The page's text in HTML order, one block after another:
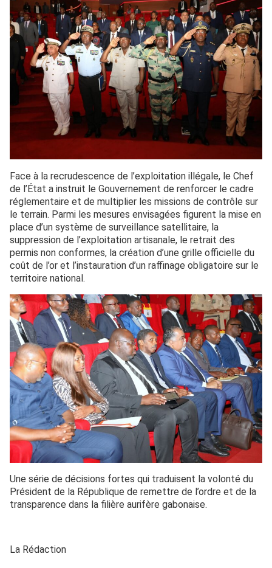
Face à la recrudescence de l’exploitation illégale, le Chef
de l’État a instruit le Gouvernement de renforcer le cadre
réglementaire et de multiplier les missions de contrôle sur
le terrain. Parmi les mesures envisagées figurent la mise en
place d’un système de surveillance satellitaire, la
suppression de l’exploitation artisanale, le retrait des
permis non conformes, la création d’une grille officielle du
coût de l’or et l’instauration d’un raffinage obligatoire sur le
territoire national.
Une série de décisions fortes qui traduisent la volonté du
Président de la République de remettre de l’ordre et de la
transparence dans la filière aurifère gabonaise.
La Rédaction